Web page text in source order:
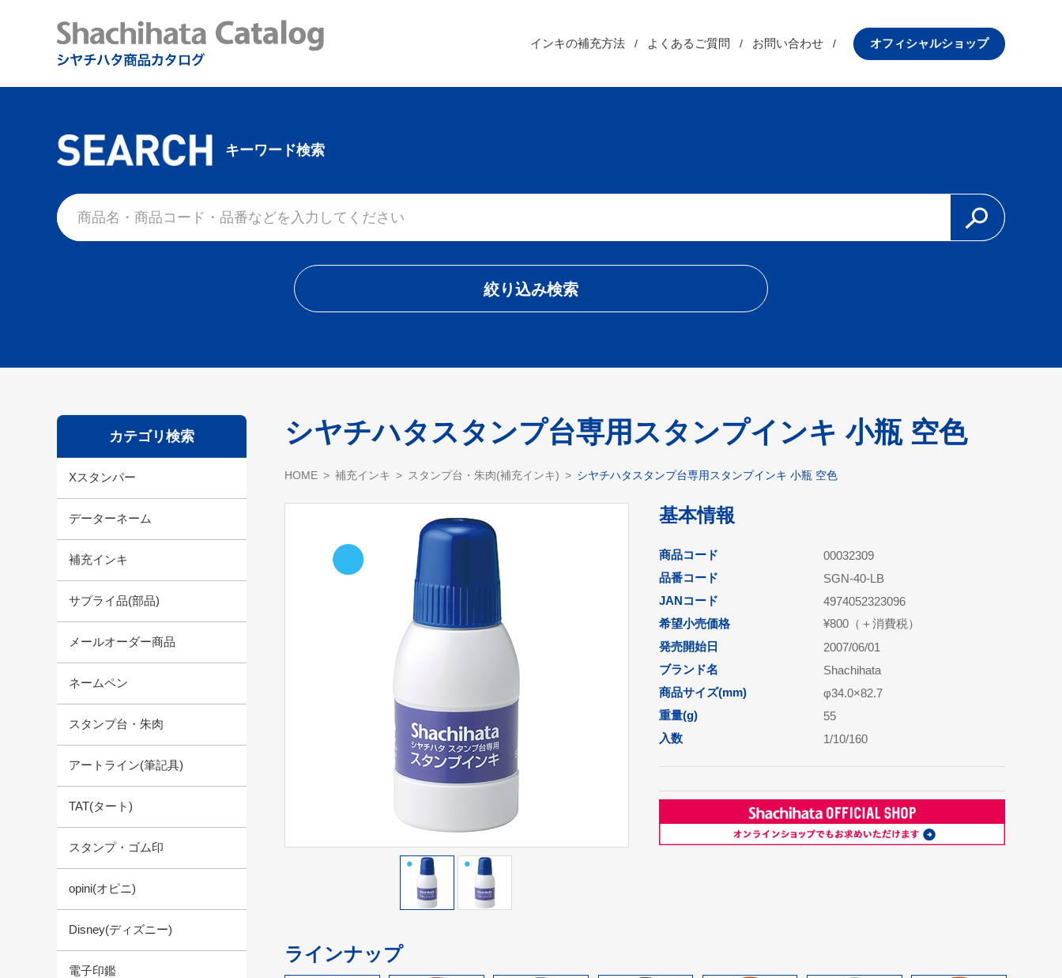
インキの補充方法 よくあるご質問 お問い合わせ オフィシャルショップ
キーワード検索
絞り込み検索
カテゴリ検索
Xスタンパー
データーネーム
補充インキ
サプライ品(部品)
メールオーダー商品
ネームペン
スタンプ台・朱肉
アートライン(筆記具)
TAT(タート)
スタンプ・ゴム印
opini(オピニ)
Disney(ディズニー)
電子印鑑
シヤチハタスタンプ台専用スタンプインキ 小瓶 空色
HOME 補充インキ スタンプ台・朱肉(補充インキ) シヤチハタスタンプ台専用スタンプインキ 小瓶 空色
基本情報
商品コード
00032309
品番コード
SGN-40-LB
JANコード
4974052323096
希望小売価格
¥800（＋消費税）
発売開始日
2007/06/01
ブランド名
Shachihata
商品サイズ(mm)
φ34.0×82.7
重量(g)
55
入数
1/10/160
ラインナップ